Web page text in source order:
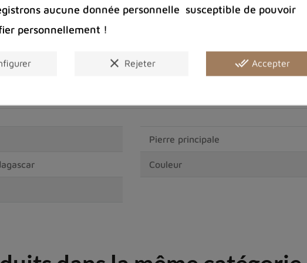
Partager :
Pierre principale
Couleur
aucune donnée personnelle susceptible de pouvoir
personnellement !
clear Rejeter done_all Accepter